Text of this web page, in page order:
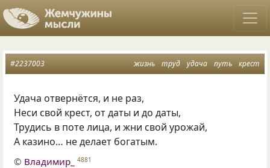
жизнь труд удача путь крест
#2237003
Удача отвернётся, и не раз,
Неси свой крест, от даты и до даты,
Трудись в поте лица, и жни свой урожай,
А казино… не делает богатым.
© Владимир_ 4881